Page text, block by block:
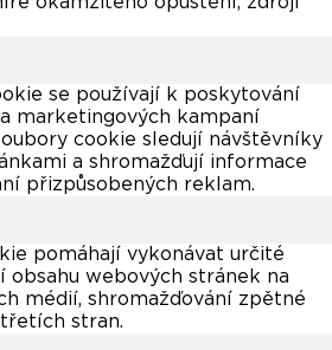
se používají k poskytování
marketingových kampaní
cookie sledují návštěvníky
a shromažďují informace
přizpůsobených reklam.
pomáhají vykonávat určité
obsahu webových stránek na
médií, shromažďování zpětné
stran.